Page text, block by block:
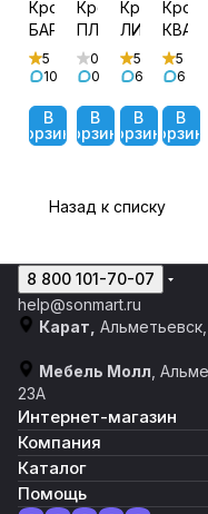
Кровать
БАРТОН
5
10
В
корзину
Кровать
ПЛАЗА
0
0
В
корзину
Кровать
ЛИРА
5
6
В
корзину
5
6
В
Назад к списку
8 800 101-70-07
help@sonmart.ru
Карат,
Мебель Молл ,
23А
Интернет-магазин
Компания
Каталог
Помощь